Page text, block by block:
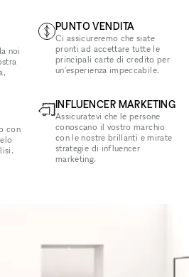
noi
con
PUNTO VENDITA
Ci assicureremo che siate
pronti ad accettare tutte le
principali carte di credito per
un'esperienza impeccabile.
INFLUENCER MARKETING
Assicuratevi che le persone
conoscano il vostro marchio
con le nostre brillanti e mirate
strategie di influencer
marketing.